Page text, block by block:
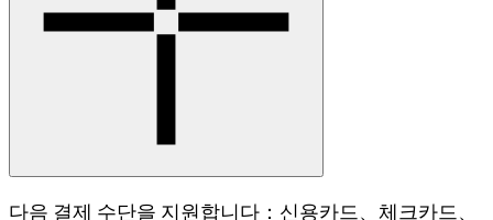
다음 결제 수단을 지원합니다：신용카드、체크카드、